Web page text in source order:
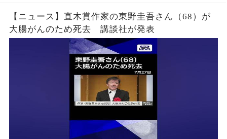
【ニュース】直木賞作家の東野圭吾さん（68）が
大腸がんのため死去 講談社が発表